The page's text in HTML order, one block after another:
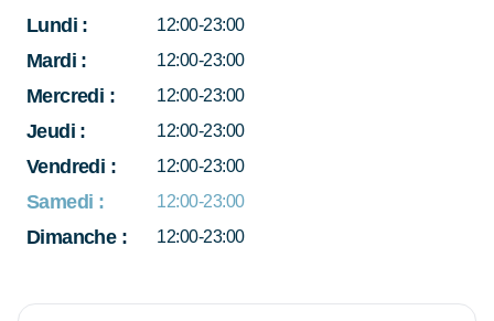
Lundi : 12:00-23:00
Mardi : 12:00-23:00
Mercredi : 12:00-23:00
Jeudi : 12:00-23:00
Vendredi : 12:00-23:00
Samedi : 12:00-23:00
Dimanche: 12:00-23:00